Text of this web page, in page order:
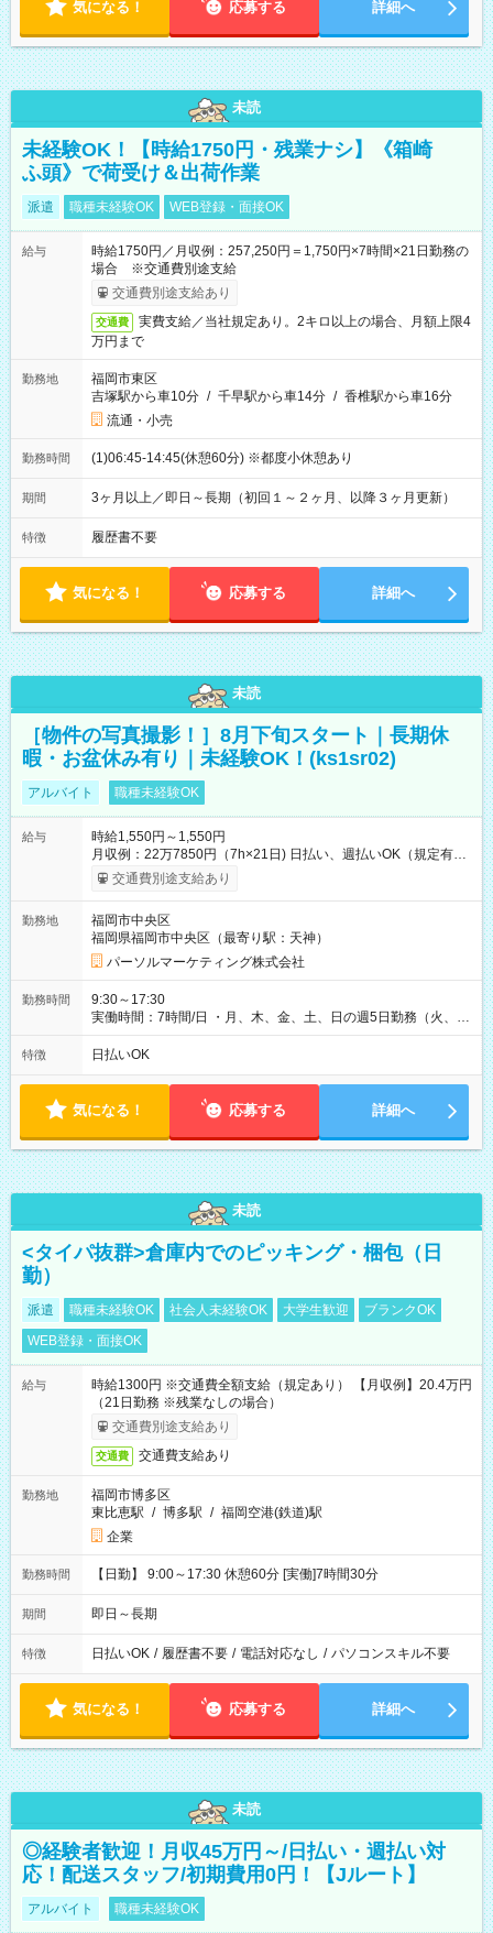
勤務で、ご希望に合わせて調整します。 ◎今週は子供の行事
気になる！ 応募する 詳細へ
未読
未経験OK！【時給1750円・残業ナシ】《箱崎
ふ頭》で荷受け＆出荷作業
派遣 職種未経験OK WEB登録・面接OK
給与
時給1750円／月収例：257,250円＝1,750円×7時間×21日勤務の
場合 ※交通費別途支給
交通費別途支給あり
交通費
実費支給／当社規定あり。2キロ以上の場合、月額上限4
万円まで
勤務地
福岡市東区
吉塚駅から車10分 / 千早駅から車14分 / 香椎駅から車16分
流通・小売
勤務時間 (1)06:45-14:45(休憩60分) ※都度小休憩あり
期間 3ヶ月以上／即日～長期（初回１～２ヶ月、以降３ヶ月更新）
特徴 履歴書不要
気になる！ 応募する 詳細へ
未読
［物件の写真撮影！］8月下旬スタート｜長期休
暇・お盆休み有り｜未経験OK！(ks1sr02)
アルバイト 職種未経験OK
給与
時給1,550円～1,550円
月収例：22万7850円（7h×21日) 日払い、週払いOK（規定有
り） 【試用期間】試用期間なし
交通費別途支給あり
勤務地
福岡市中央区
福岡県福岡市中央区（最寄り駅：天神）
パーソルマーケティング株式会社
勤務時間
9:30～17:30
実働時間：7時間/日 ・月、木、金、土、日の週5日勤務（火、水
は固定休です／GW、お盆、年末年始等、長期休暇有り！） ・
ワンシフト！ ・残業ほぼナシ（0～5h/月）
特徴 日払いOK
気になる！ 応募する 詳細へ
未読
<タイパ抜群>倉庫内でのピッキング・梱包（日
勤）
派遣 職種未経験OK 社会人未経験OK 大学生歓迎
ブランクOK
WEB登録・面接OK
給与
時給1300円 ※交通費全額支給（規定あり） 【月収例】20.4万円
（21日勤務 ※残業なしの場合）
交通費別途支給あり
交通費 交通費支給あり
勤務地
福岡市博多区
東比恵駅 / 博多駅 / 福岡空港(鉄道)駅
企業
勤務時間 【日勤】 9:00～17:30 休憩60分 [実働]7時間30分
期間 即日～長期
特徴 日払いOK / 履歴書不要 / 電話対応なし / パソコンスキル不要
気になる！ 応募する 詳細へ
未読
◎経験者歓迎！月収45万円～/日払い・週払い対
応！配送スタッフ/初期費用0円！【Jルート】
アルバイト 職種未経験OK